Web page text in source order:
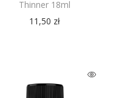
Thinner 18ml
11,50 zł